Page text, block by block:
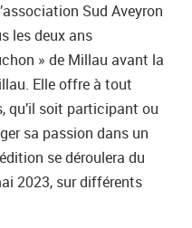
Sud Aveyron
les deux ans
» de Millau avant la
Elle offre à tout
qu’il soit participant ou
sa passion dans un
se déroulera du
2023, sur différents